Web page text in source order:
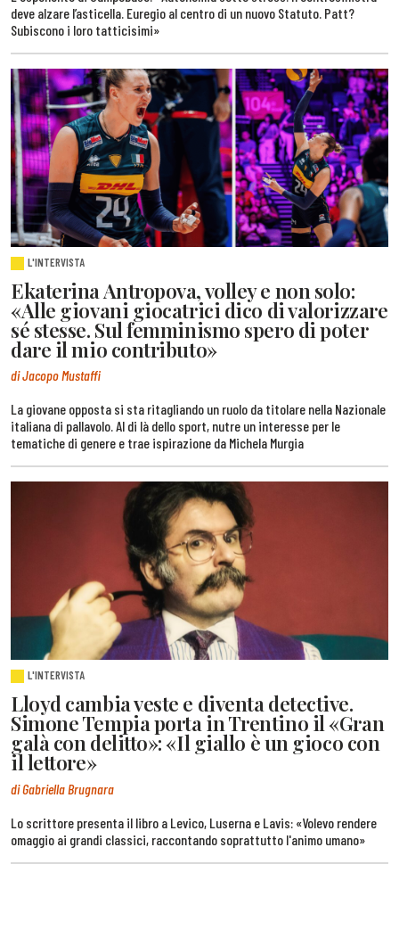
deve alzare l’asticella. Euregio al centro di un nuovo Statuto. Patt?
Subiscono i loro tatticisimi»
L'INTERVISTA
Ekaterina Antropova, volley e non solo:
«Alle giovani giocatrici dico di valorizzare
sé stesse. Sul femminismo spero di poter
dare il mio contributo»
di Jacopo Mustaffi
La giovane opposta si sta ritagliando un ruolo da titolare nella Nazionale
italiana di pallavolo. Al di là dello sport, nutre un interesse per le
tematiche di genere e trae ispirazione da Michela Murgia
L'INTERVISTA
Lloyd cambia veste e diventa detective.
Simone Tempia porta in Trentino il «Gran
galà con delitto»: «Il giallo è un gioco con
il lettore»
di Gabriella Brugnara
Lo scrittore presenta il libro a Levico, Luserna e Lavis: «Volevo rendere
omaggio ai grandi classici, raccontando soprattutto l'animo umano»